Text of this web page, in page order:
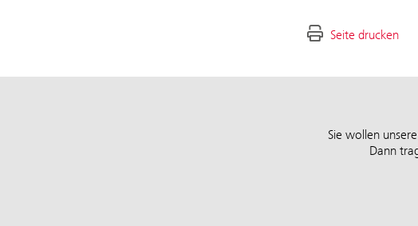
Seite drucken
Sie wollen
Dann